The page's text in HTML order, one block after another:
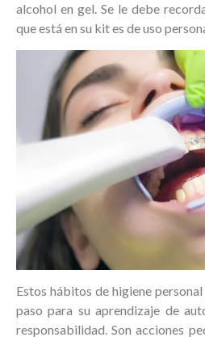
alcohol en gel. Se le debe
que está en su kit es de uso
Estos hábitos de higiene
paso para su aprendizaje de
responsabilidad. Son acciones